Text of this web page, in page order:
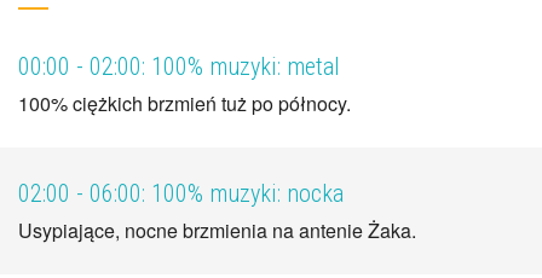
00:00 - 02:00: 100% muzyki: metal
100% ciężkich brzmień tuż po północy.
02:00 - 06:00: 100% muzyki: nocka
Usypiające, nocne brzmienia na antenie Żaka.